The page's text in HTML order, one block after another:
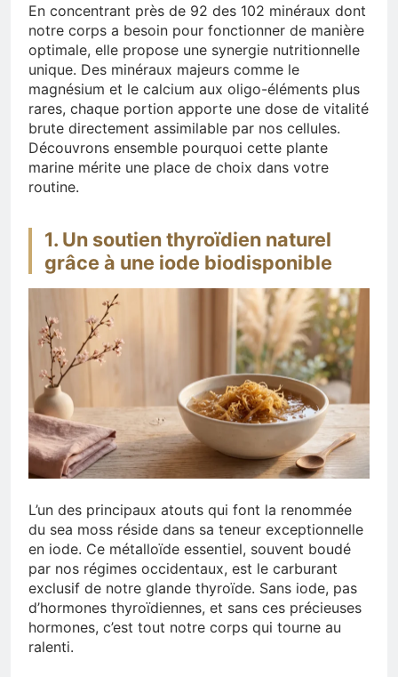
En concentrant près de 92 des 102 minéraux dont
notre corps a besoin pour fonctionner de manière
optimale, elle propose une synergie nutritionnelle
unique. Des minéraux majeurs comme le
magnésium et le calcium aux oligo-éléments plus
rares, chaque portion apporte une dose de vitalité
brute directement assimilable par nos cellules.
Découvrons ensemble pourquoi cette plante
marine mérite une place de choix dans votre
routine.
1. Un soutien thyroïdien naturel
grâce à une iode biodisponible
L’un des principaux atouts qui font la renommée
du sea moss réside dans sa teneur exceptionnelle
en iode. Ce métalloïde essentiel, souvent boudé
par nos régimes occidentaux, est le carburant
exclusif de notre glande thyroïde. Sans iode, pas
d’hormones thyroïdiennes, et sans ces précieuses
hormones, c’est tout notre corps qui tourne au
ralenti.